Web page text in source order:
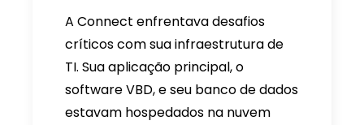
A Connect enfrentava desafios
críticos com sua infraestrutura de
TI. Sua aplicação principal, o
software VBD, e seu banco de dados
estavam hospedados na nuvem